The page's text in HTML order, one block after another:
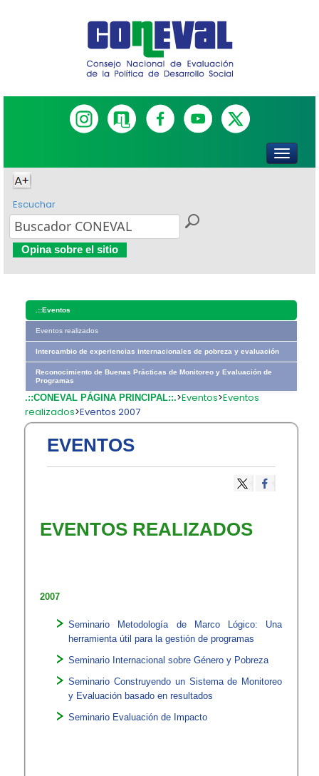
Escuchar
Opina sobre el sitio
.::Eventos
Eventos realizados
Intercambio de experiencias internacionales de pobreza y evaluación
Reconocimiento de Buenas Prácticas de Monitoreo y Evaluación de
Programas
.::CONEVAL PÁGINA PRINCIPAL::.>Eventos>Eventos
realizados>Eventos 2007
EVENTOS
EVENTOS REALIZADOS
2007
Seminario Metodología de Marco Lógico: Una
herramienta útil para la gestión de programas
Seminario Internacional sobre Género y Pobreza
Seminario Construyendo un Sistema de Monitoreo
y Evaluación basado en resultados
Seminario Evaluación de Impacto​